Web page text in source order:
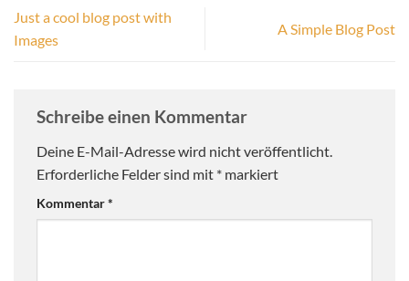
Just a cool blog post with
Images
A Simple Blog Post
Schreibe einen Kommentar
Deine E-Mail-Adresse wird nicht veröffentlicht.
Erforderliche Felder sind mit * markiert
Kommentar*